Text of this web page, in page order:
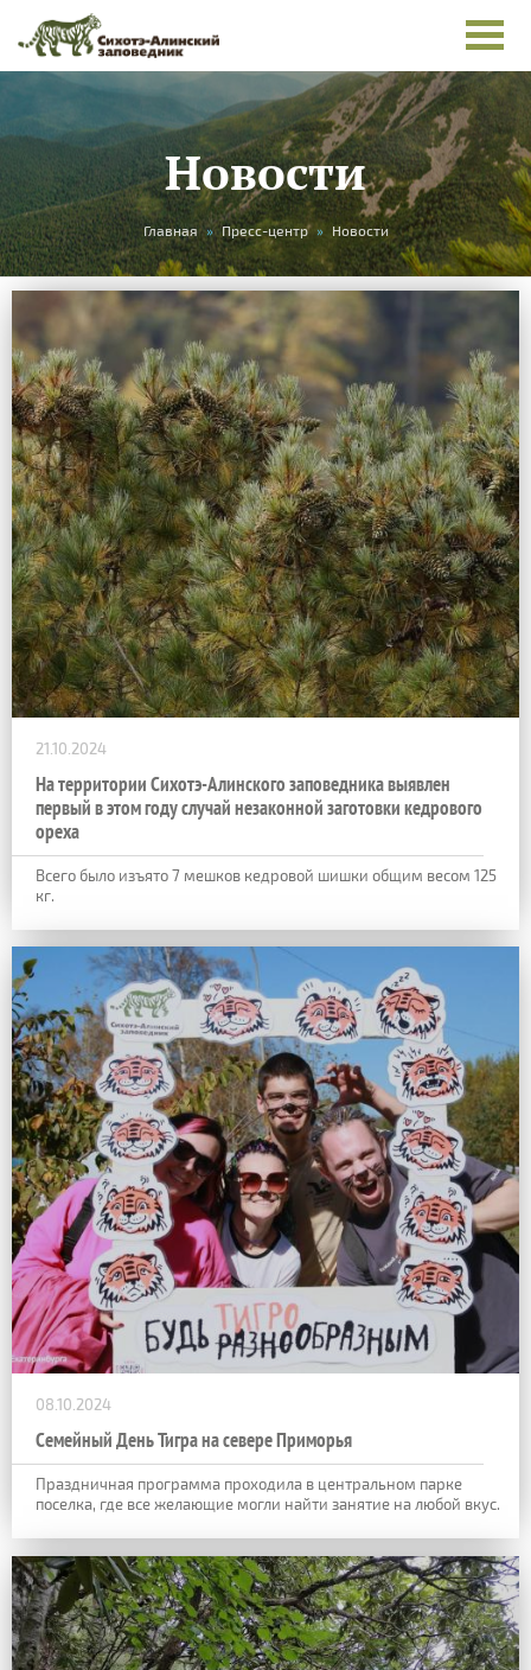
Новости
Вы
здесь
Главная » Пресс-центр » Новости
21.10.2024
На территории Сихотэ-Алинского заповедника выявлен
первый в этом году случай незаконной заготовки кедрового
ореха
Всего было изъято 7 мешков кедровой шишки общим весом 125
кг.
08.10.2024
Семейный День Тигра на севере Приморья
Праздничная программа проходила в центральном парке
поселка, где все желающие могли найти занятие на любой вкус.